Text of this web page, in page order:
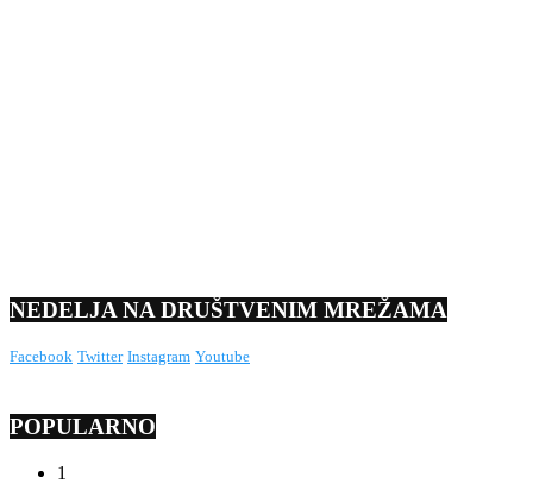
NEDELJA NA DRUŠTVENIM MREŽAMA
Facebook Twitter Instagram Youtube
POPULARNO
1